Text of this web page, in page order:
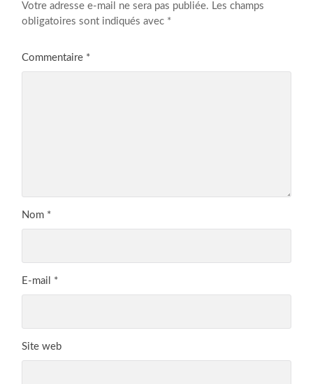
Votre adresse e-mail ne sera pas publiée. Les champs
obligatoires sont indiqués avec *
Commentaire *
Nom *
E-mail *
Site web